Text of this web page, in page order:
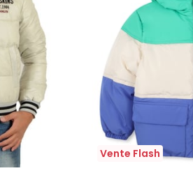
Vente Flash